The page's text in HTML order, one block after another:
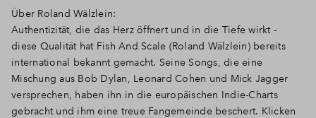
Über Roland Wälzlein:
Authentizität, die das Herz öffnert und in die Tiefe wirkt -
diese Qualität hat Fish And Scale (Roland Wälzlein) bereits
international bekannt gemacht. Seine Songs, die eine
Mischung aus Bob Dylan, Leonard Cohen und Mick Jagger
versprechen, haben ihn in die europäischen Indie-Charts
gebracht und ihm eine treue Fangemeinde beschert. Klicken